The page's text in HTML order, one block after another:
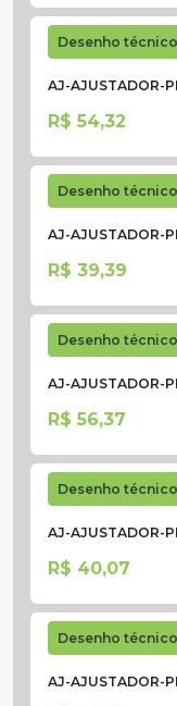
Desenho técnico
AJ-AJUSTADOR-
R$ 54,32
Desenho técnico
AJ-AJUSTADOR-
R$ 39,39
Desenho técnico
AJ-AJUSTADOR-
R$ 56,37
Desenho técnico
AJ-AJUSTADOR-
R$ 40,07
Desenho técnico
AJ-AJUSTADOR-